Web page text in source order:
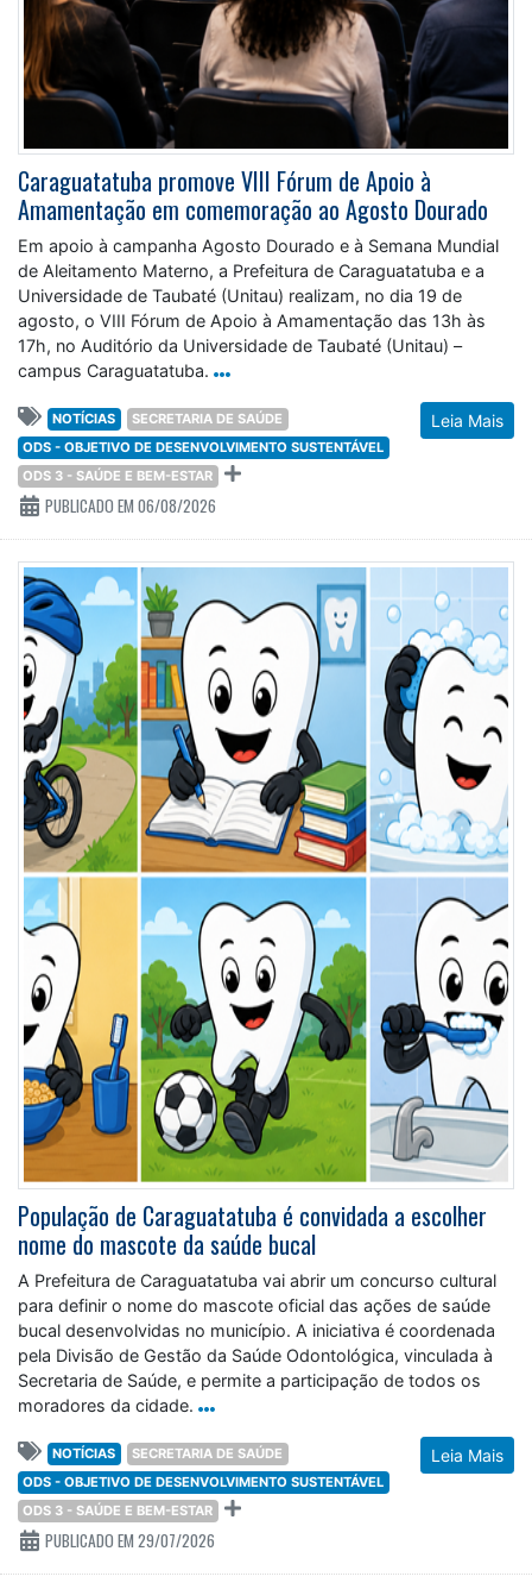
Caraguatatuba promove VIII Fórum de Apoio à
Amamentação em comemoração ao Agosto Dourado
Em apoio à campanha Agosto Dourado e à Semana Mundial
de Aleitamento Materno, a Prefeitura de Caraguatatuba e a
Universidade de Taubaté (Unitau) realizam, no dia 19 de
agosto, o VIII Fórum de Apoio à Amamentação das 13h às
17h, no Auditório da Universidade de Taubaté (Unitau) –
campus Caraguatatuba.
Leia Mais
NOTÍCIAS
SECRETARIA DE SAÚDE
ODS - OBJETIVO DE DESENVOLVIMENTO SUSTENTÁVEL
ODS 3 - SAÚDE E BEM-ESTAR
PUBLICADO EM 06/08/2026
População de Caraguatatuba é convidada a escolher
nome do mascote da saúde bucal
A Prefeitura de Caraguatatuba vai abrir um concurso cultural
para definir o nome do mascote oficial das ações de saúde
bucal desenvolvidas no município. A iniciativa é coordenada
pela Divisão de Gestão da Saúde Odontológica, vinculada à
Secretaria de Saúde, e permite a participação de todos os
moradores da cidade.
Leia Mais
NOTÍCIAS
SECRETARIA DE SAÚDE
ODS - OBJETIVO DE DESENVOLVIMENTO SUSTENTÁVEL
ODS 3 - SAÚDE E BEM-ESTAR
PUBLICADO EM 29/07/2026